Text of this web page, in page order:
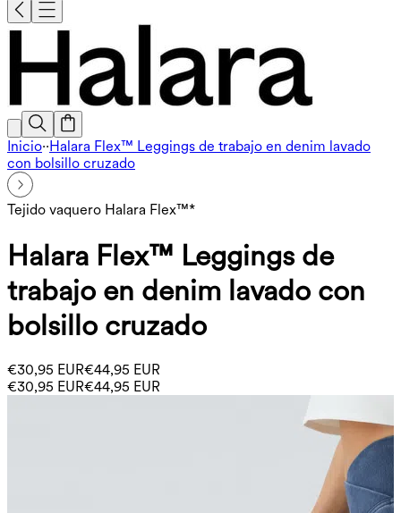
Inicio··Halara Flex™ Leggings de trabajo en denim lavado
con bolsillo cruzado
Tejido vaquero Halara Flex™*
Halara Flex™ Leggings de
trabajo en denim lavado con
bolsillo cruzado
€30,95 EUR€44,95 EUR
€30,95 EUR€44,95 EUR